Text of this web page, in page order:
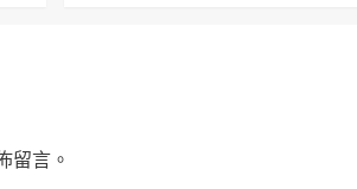
留言。